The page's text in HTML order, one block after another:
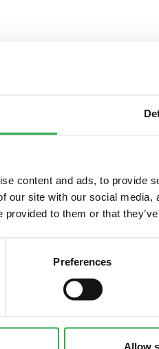
content and ads, to provide
our site with our social
provided to them or that
Preferences
Allow
OmaOlo
08 535 0300